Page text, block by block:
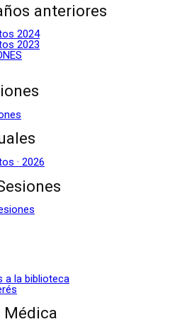
anteriores
2024
2023
· 2026
a la biblioteca